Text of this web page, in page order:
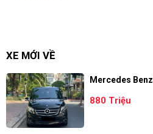
XE MỚI VỀ
Mercedes
880 Triệu